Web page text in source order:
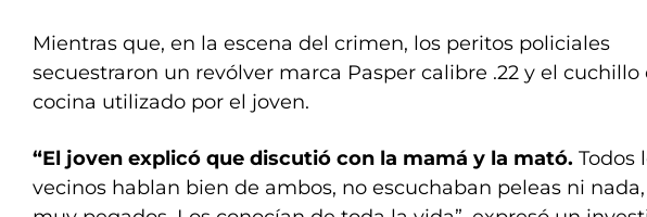
Mientras que, en la escena del crimen, los peritos policiales
secuestraron un revólver marca Pasper calibre .22 y el cuchillo
cocina utilizado por el joven.
“El joven explicó que discutió con la mamá y la mató. Todos
vecinos hablan bien de ambos, no escuchaban peleas ni